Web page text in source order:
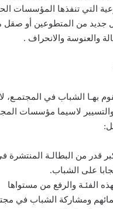
التي تنفذها المؤسسات
جديد من المتطوعين أو
والعنوسة والانحراف .
بهـا الشباب في
والتسيير لاسيما مؤسسات
قدر من البطالـة المنتشرة
على الشباب.
الفئـة والرفع من مستواها
ومشاركة الشباب في